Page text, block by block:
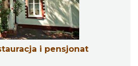
i pensjonat